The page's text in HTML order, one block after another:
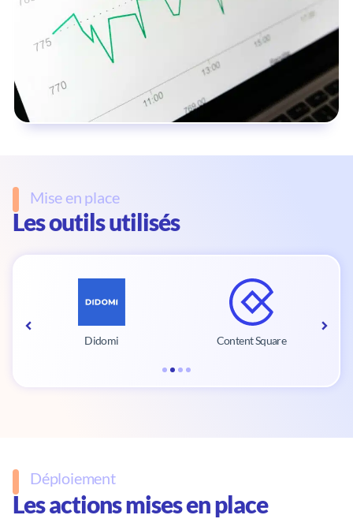
Mise en place
Les outils utilisés
Didomi Content Square
Déploiement
Les actions mises en place